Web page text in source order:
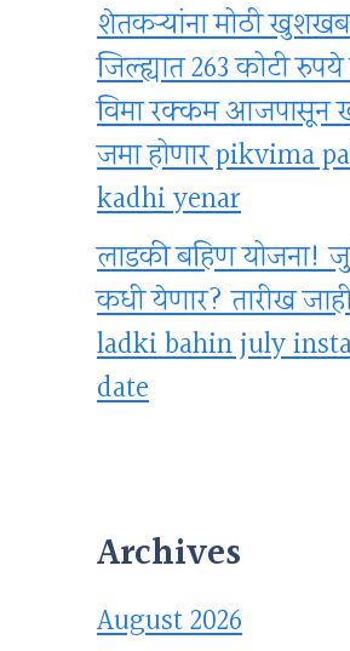
शेतकऱ्यांना मोठी
जिल्ह्यात 263 कोटी
विमा रक्कम आजपासून
जमा होणार pikvima
kadhi yenar
लाडकी बहिण योजना!
कधी येणार? तारीख
ladki bahin july
date
Archives
August 2026